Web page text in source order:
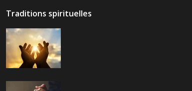
Traditions spirituelles